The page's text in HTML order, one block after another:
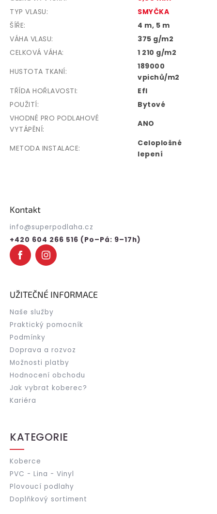
TYP VLASU:
SMYČKA
ŠÍŘE:
4 m, 5 m
VÁHA VLASU:
375 g/m2
CELKOVÁ VÁHA:
1 210 g/m2
HUSTOTA TKANÍ:
189000
vpichů/m2
TŘÍDA HOŘLAVOSTI:
Efl
POUŽITÍ:
Bytové
VHODNÉ PRO PODLAHOVÉ
VYTÁPĚNÍ:
ANO
METODA INSTALACE:
Celoplošné
lepení
Kontakt
info@superpodlaha.cz
+420 604 266 516 (Po–Pá: 9–17h)
UŽITEČNÉ INFORMACE
Naše služby
Praktický pomocník
Podmínky
Doprava a rozvoz
Možnosti platby
Hodnocení obchodu
Jak vybrat koberec?
Kariéra
KATEGORIE
Koberce
PVC - Lina - Vinyl
Plovoucí podlahy
Doplňkový sortiment